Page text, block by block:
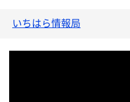
いちはら情報局